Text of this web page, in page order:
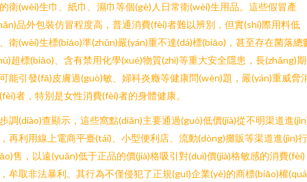
衛(wèi)生巾、紙巾、濕巾等個(gè)人日常衛(wèi)生用品。這些假冒產
品外包裝仿冒程度高，普通消費(fèi)者難以辨別，但實(shí)際用料低
衛(wèi)生標(biāo)準(zhǔn)嚴(yán)重不達(dá)標(biāo)，甚至存在菌落總
超標(biāo)、含有禁用化學(xué)物質(zhì)等重大安全隱患，長(zhǎng)
能引發(fā)皮膚過(guò)敏、婦科炎癥等健康問(wèn)題，嚴(yán)重威脅
者，特別是女性消費(fèi)者的身體健康。
調(diào)查顯示，這些窩點(diǎn)主要通過(guò)低價(jià)從不明渠道進
再利用線上電商平臺(tái)、小型便利店、流動(dòng)攤販等渠道進(jìn)
售，以遠(yuǎn)低于正品的價(jià)格吸引對(duì)價(jià)格敏感的消費(fèi)
牟取非法暴利。其行為不僅侵犯了正規(guī)企業(yè)的商標(biāo)權